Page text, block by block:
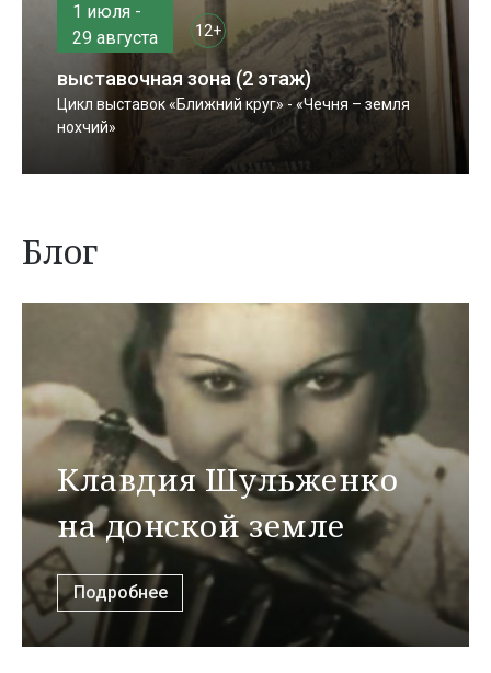
1 июля -
29 августа
12+
выставочная зона (2 этаж)
Цикл выставок «Ближний круг» - «Чечня – земля
нохчий»
Блог
Клавдия Шульженко
на донской земле
Подробнее